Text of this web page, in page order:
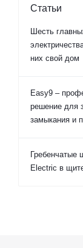
Статьи
Шесть
них свой дом
Easy9 –
решение для
замыкания и
Гребенчатые
Electric в